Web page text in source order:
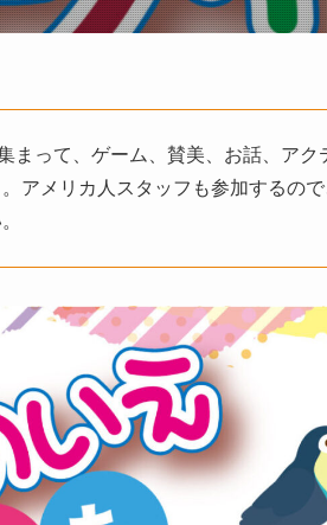
まって、ゲーム、賛美、お話、アク
アメリカ人スタッフも参加するの